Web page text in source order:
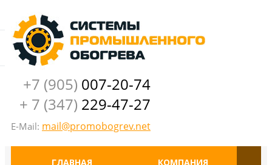
+7 (905) 007-20-74
+ 7 (347) 229-47-27
E-Mail: mail@promobogrev.net
ГЛАВНАЯ КОМПАНИЯ